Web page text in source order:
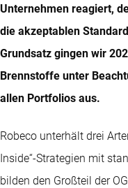
Unternehmen reagiert,
die akzeptablen
Grundsatz gingen wir
Brennstoffe unter
allen Portfolios aus.
Robeco unterhält drei
Inside“-Strategien mit
bilden den Großteil der